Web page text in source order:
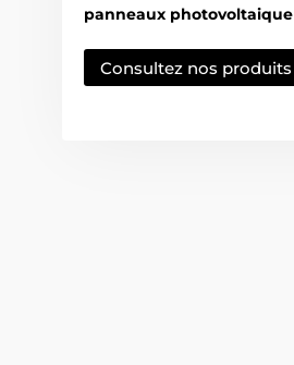
panneaux photovoltaique
Consultez nos produits